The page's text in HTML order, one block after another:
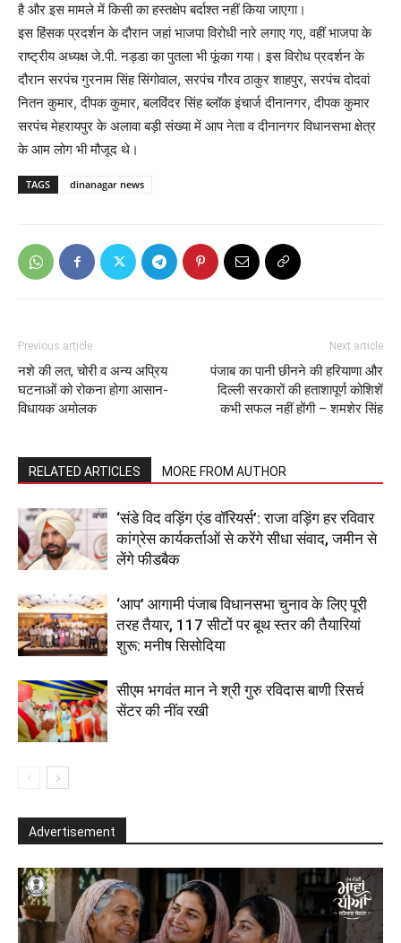
है और इस मामले में किसी का हस्तक्षेप बर्दाश्त नहीं किया जाएगा।
इस हिंसक प्रदर्शन के दौरान जहां भाजपा विरोधी नारे लगाए गए, वहीं भाजपा के
राष्ट्रीय अध्यक्ष जे.पी. नड्डा का पुतला भी फूंका गया। इस विरोध प्रदर्शन के
दौरान सरपंच गुरनाम सिंह सिंगोवाल, सरपंच गौरव ठाकुर शाहपुर, सरपंच दोदवां
नितन कुमार, दीपक कुमार, बलविंदर सिंह ब्लॉक इंचार्ज दीनानगर, दीपक कुमार
सरपंच मेहरायपुर के अलावा बड़ी संख्या में आप नेता व दीनानगर विधानसभा क्षेत्र
के आम लोग भी मौजूद थे।
TAGS dinanagar news
Previous article
नशे की लत, चोरी व अन्य अप्रिय
घटनाओं को रोकना होगा आसान-
विधायक अमोलक
Next article
पंजाब का पानी छीनने की हरियाणा और
दिल्ली सरकारों की हताशापूर्ण कोशिशें
कभी सफल नहीं होंगी – शमशेर सिंह
RELATED ARTICLES MORE FROM AUTHOR
‘संडे विद वड़िंग एंड वॉरियर्स’: राजा वड़िंग हर रविवार
कांग्रेस कार्यकर्ताओं से करेंगे सीधा संवाद, जमीन से
लेंगे फीडबैक
‘आप’ आगामी पंजाब विधानसभा चुनाव के लिए पूरी
तरह तैयार, 117 सीटों पर बूथ स्तर की तैयारियां
शुरू: मनीष सिसोदिया
सीएम भगवंत मान ने श्री गुरु रविदास बाणी रिसर्च
सेंटर की नींव रखी
Advertisement